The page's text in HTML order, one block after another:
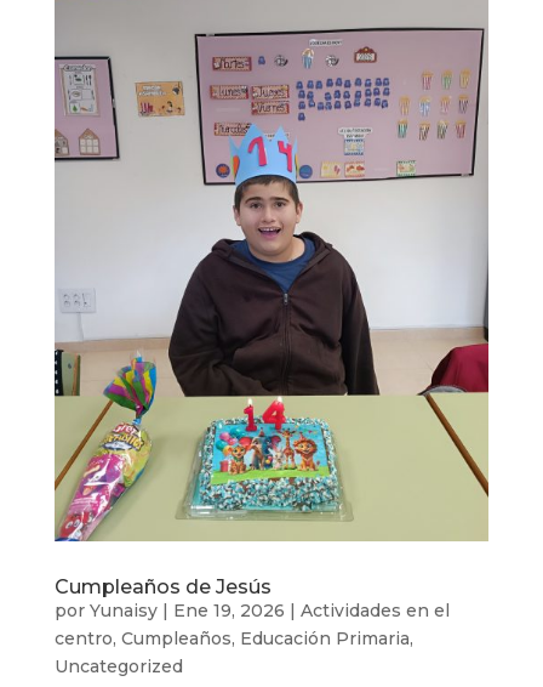
Cumpleaños de Jesús
por Yunaisy| Ene 19, 2026 | Actividades en el
centro, Cumpleaños, Educación Primaria,
Uncategorized